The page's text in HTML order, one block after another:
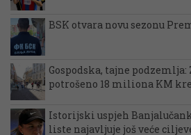
BSK otvara novu sezonu
Gospodska, tajne podzemlja:
potrošeno 18 miliona KM
Istorijski uspjeh
liste najavljuje još veće